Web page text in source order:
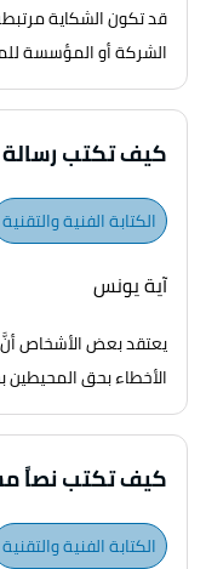
قد تكون الشكاية
الشركة أو المؤسسة
كيف تكتب رسالة
الكتابة الفنية والتقنية
آية يونس
يعتقد بعض الأشخاص أنَّ
الأخطاء بحق المحيطين
كيف تكتب نصاً
الكتابة الفنية والتقنية